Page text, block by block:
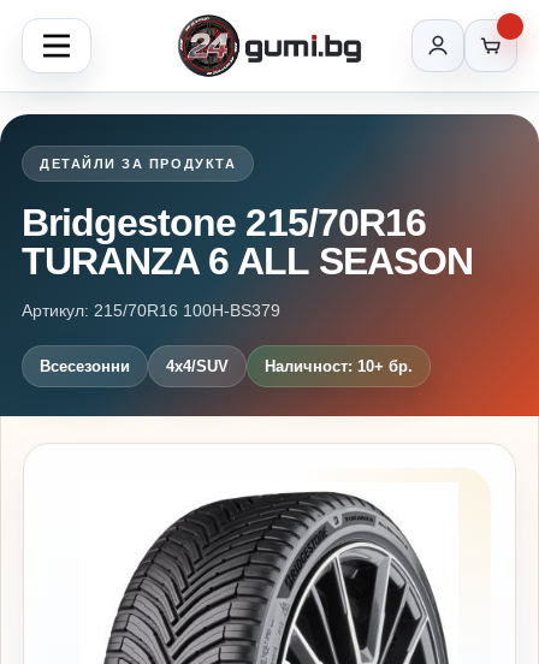
ДЕТАЙЛИ ЗА ПРОДУКТА
Bridgestone 215/70R16
TURANZA 6 ALL SEASON
Артикул: 215/70R16 100H-BS379
Всесезонни 4x4/SUV Наличност: 10+ бр.